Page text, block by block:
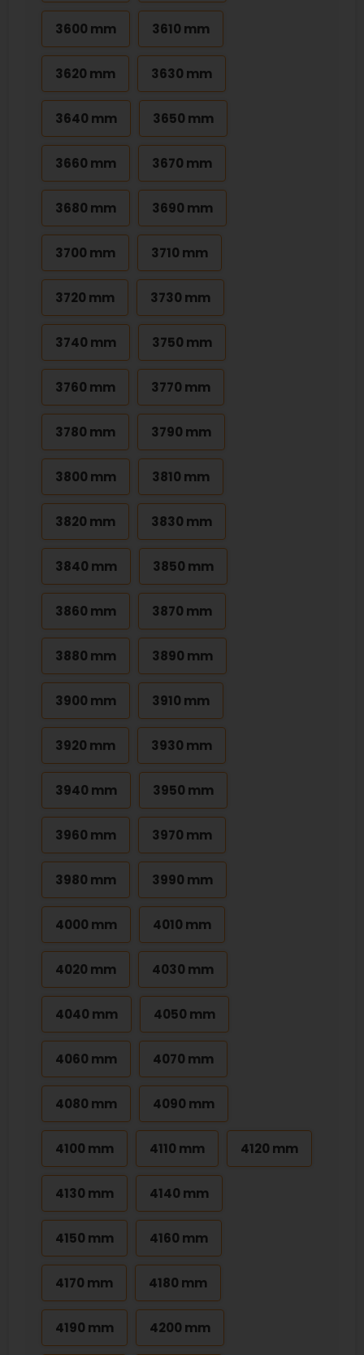
3600 mm 3610 mm
3620 mm 3630 mm
3640 mm 3650 mm
3660 mm 3670 mm
3680 mm 3690 mm
3700 mm 3710 mm
3720 mm 3730 mm
3740 mm 3750 mm
3760 mm 3770 mm
3780 mm 3790 mm
3800 mm 3810 mm
3820 mm 3830 mm
3840 mm 3850 mm
3860 mm 3870 mm
3880 mm 3890 mm
3900 mm 3910 mm
3920 mm 3930 mm
3940 mm 3950 mm
3960 mm 3970 mm
3980 mm 3990 mm
4000 mm 4010 mm
4020 mm 4030 mm
4040 mm 4050 mm
4060 mm 4070 mm
4080 mm 4090 mm
4100 mm 4110 mm 4120 mm
4130 mm 4140 mm
4150 mm 4160 mm
4170 mm 4180 mm
4190 mm 4200 mm